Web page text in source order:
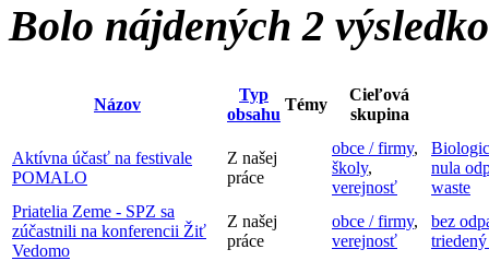
Bolo nájdených 2
Názov
Typ
obsahu
Témy
Cieľová
skupina
Aktívna účasť na festivale
POMALO
Z našej
práce
obce / firmy,
školy,
verejnosť
nula
waste
Priatelia Zeme - SPZ sa
zúčastnili na konferencii Žiť
Vedomo
Z našej
práce
obce / firmy,
verejnosť
bez